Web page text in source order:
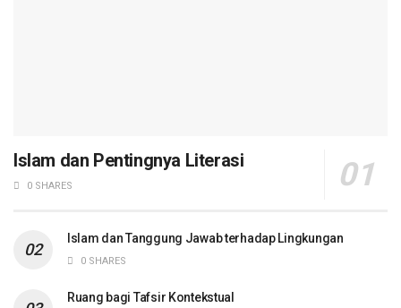
Islam dan Pentingnya Literasi
0 SHARES
Islam dan Tanggung Jawab terhadap Lingkungan
0 SHARES
Ruang bagi Tafsir Kontekstual